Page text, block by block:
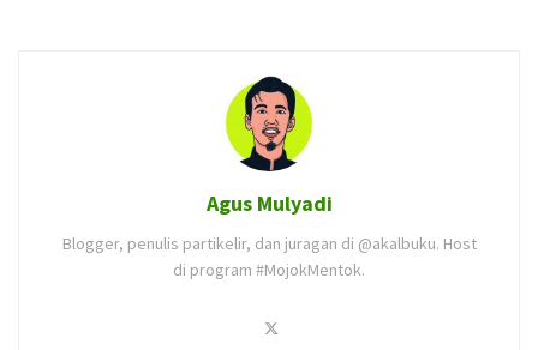
Agus Mulyadi
Blogger, penulis partikelir, dan juragan di @akalbuku. Host
di program #MojokMentok.